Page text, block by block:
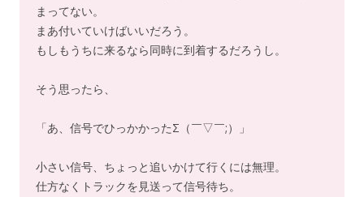
まってない。
まあ付いていけばいいだろう。
もしもうちに来るなら同時に到着するだろうし。
そう思ったら、
「あ、信号でひっかかったΣ（￣▽￣;）」
小さい信号、ちょっと追いかけて行くには無理。
仕方なくトラックを見送って信号待ち。